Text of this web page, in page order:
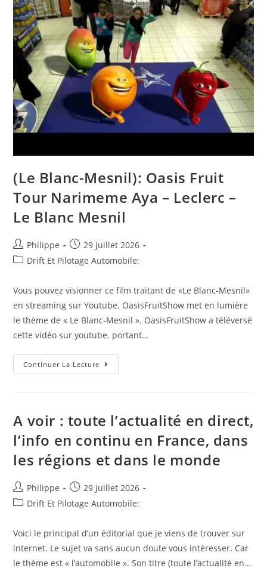
–
15
Et
16
Décembre
2018
(Le Blanc-Mesnil): Oasis Fruit
Tour Narimeme Aya – Leclerc –
Le Blanc Mesnil
Auteur/autrice
de
Philippe
Post
published:
29 juillet 2026
PostDrift Et Pilotage Automobile:
Vous pouvez visionner ce film traitant de «Le Blanc-Mesnil»
en streaming sur Youtube. OasisFruitShow met en lumière
le thème de « Le Blanc-Mesnil ». OasisFruitShow a téléversé
cette vidéo sur youtube. portant…
Continuer La Lecture (Le
Blanc-
Narimeme
Aya
Leclerc
–
Le
Blanc
A voir : toute l’actualité en direct,
l’info en continu en France, dans
les régions et dans le monde
Auteur/autrice
de
Philippe
Post
published:
29 juillet 2026
PostDrift Et Pilotage Automobile:
Voici le principal d’un éditorial que je viens de trouver sur
internet. Le sujet va sans aucun doute vous intéresser. Car
le thème est « l’automobile ». Son titre (toute l’actualité en…